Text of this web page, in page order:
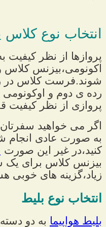
انتخاب نوع کلاس
پروازها از نظر
اکونومی،بیزنس
شوند.فرست کلاس در
رده ی دوم و
پروازی از نظر کیفیت
اگر می خواهید
به صورت عادی انجام
کنید،در غیر این صورت
بیزنس کلاس برای یک
زیاد،گزینه های خوبی
انتخاب نوع بلیط
بلیط هواپیما به دو